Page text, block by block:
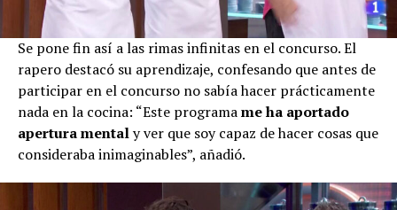
Se pone fin así a las rimas infinitas en el concurso. El
rapero destacó su aprendizaje, confesando que antes de
participar en el concurso no sabía hacer prácticamente
nada en la cocina: “Este programame ha aportado
apertura mentaly ver que soy capaz de hacer cosas que
consideraba inimaginables”, añadió.